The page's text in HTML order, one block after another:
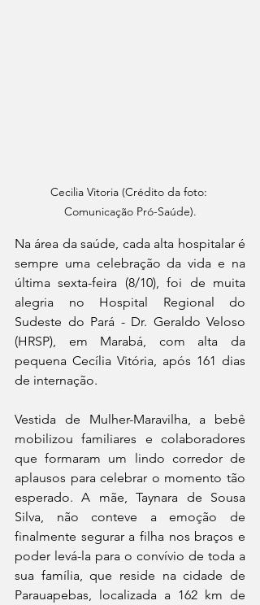
Cecilia Vitoria (Crédito da foto:
Comunicação Pró-Saúde).
Na área da saúde, cada alta hospitalar é
sempre uma celebração da vida e na
última sexta-feira (8/10), foi de muita
alegria no Hospital Regional do
Sudeste do Pará - Dr. Geraldo Veloso
(HRSP), em Marabá, com alta da
pequena Cecília Vitória, após 161 dias
de internação.
Vestida de Mulher-Maravilha, a bebê
mobilizou familiares e colaboradores
que formaram um lindo corredor de
aplausos para celebrar o momento tão
esperado. A mãe, Taynara de Sousa
Silva, não conteve a emoção de
finalmente segurar a filha nos braços e
poder levá-la para o convívio de toda a
sua família, que reside na cidade de
Parauapebas, localizada a 162 km de